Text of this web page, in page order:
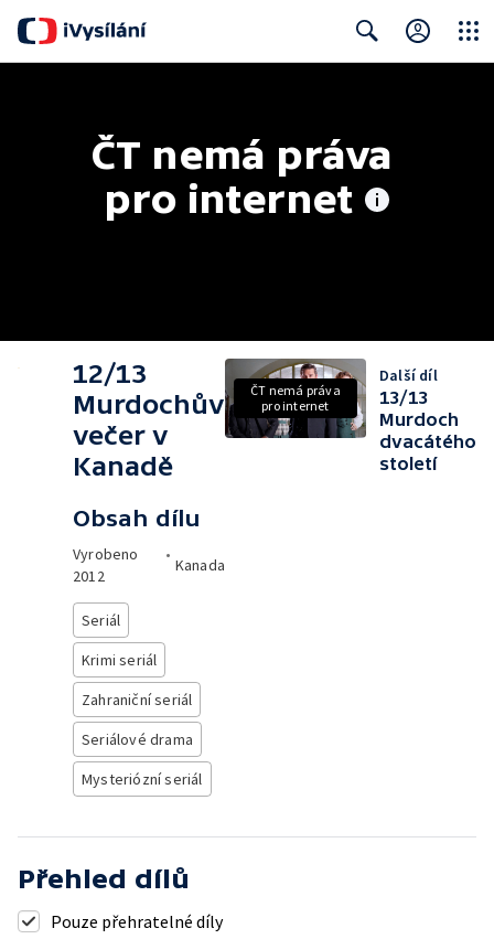
ČT nemá práva
pro internet
12/13
Murdochův
večer v
Kanadě
Obsah dílu
Vyrobeno
2012
•
Kanada
Seriál
Krimi seriál
Zahraniční seriál
Seriálové drama
Mysteriózní seriál
ČT nemá práva
pro internet
Další díl
13/13
Murdoch
dvacátého
století
Přehled dílů
Pouze přehratelné díly